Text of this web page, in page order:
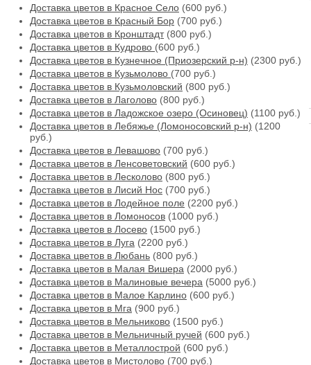
Доставка цветов в Красное Село (600 руб.)
Доставка цветов в Красный Бор (700 руб.)
Доставка цветов в Кронштадт(800 руб.)
Доставка цветов в Кудрово (600 руб.)
Доставка цветов в Кузнечное (Приозерский р-н) (2300 руб.)
Доставка цветов в Кузьмолово (700 руб.)
Доставка цветов в Кузьмоловский (800 руб.)
Доставка цветов в Лаголово (800 руб.)
Доставка цветов в Ладожское озеро (Осиновец) (1100 руб.)
Доставка цветов в Лебяжье (Ломоносовский р-н) (1200
руб.)
Доставка цветов в Левашово (700 руб.)
Доставка цветов в Ленсоветовский (600 руб.)
Доставка цветов в Лесколово (800 руб.)
Доставка цветов в Лисий Нос (700 руб.)
Доставка цветов в Лодейное поле (2200 руб.)
Доставка цветов в Ломоносов (1000 руб.)
Доставка цветов в Лосево (1500 руб.)
Доставка цветов в Луга (2200 руб.)
Доставка цветов в Любань (800 руб.)
Доставка цветов в Малая Вишера (2000 руб.)
Доставка цветов в Малиновые вечера (5000 руб.)
Доставка цветов в Малое Карлино (600 руб.)
Доставка цветов в Мга (900 руб.)
Доставка цветов в Мельниково (1500 руб.)
Доставка цветов в Мельничный ручей (600 руб.)
Доставка цветов в Металлострой (600 руб.)
Доставка цветов в Мистолово (700 руб.)